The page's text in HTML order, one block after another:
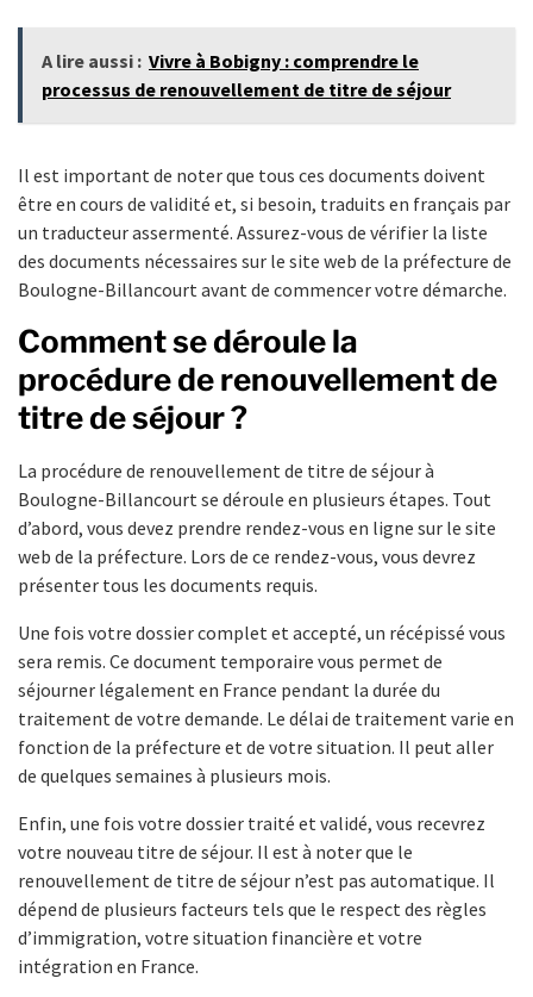
A lire aussi : Vivre à Bobigny : comprendre le
processus de renouvellement de titre de séjour
Il est important de noter que tous ces documents doivent
être en cours de validité et, si besoin, traduits en français par
un traducteur assermenté. Assurez-vous de vérifier la liste
des documents nécessaires sur le site web de la préfecture de
Boulogne-Billancourt avant de commencer votre démarche.
Comment se déroule la
procédure de renouvellement de
titre de séjour ?
La procédure de renouvellement de titre de séjour à
Boulogne-Billancourt se déroule en plusieurs étapes. Tout
d’abord, vous devez prendre rendez-vous en ligne sur le site
web de la préfecture. Lors de ce rendez-vous, vous devrez
présenter tous les documents requis.
Une fois votre dossier complet et accepté, un récépissé vous
sera remis. Ce document temporaire vous permet de
séjourner légalement en France pendant la durée du
traitement de votre demande. Le délai de traitement varie en
fonction de la préfecture et de votre situation. Il peut aller
de quelques semaines à plusieurs mois.
Enfin, une fois votre dossier traité et validé, vous recevrez
votre nouveau titre de séjour. Il est à noter que le
renouvellement de titre de séjour n’est pas automatique. Il
dépend de plusieurs facteurs tels que le respect des règles
d’immigration, votre situation financière et votre
intégration en France.